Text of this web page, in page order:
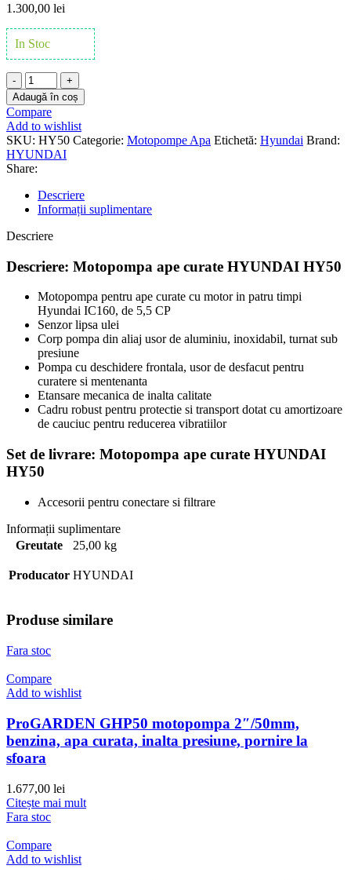
1.300,00 lei
In Stoc
Cantitate
Motopompa
ape
curate
HYUNDAI
HY50
Adaugă în coș
Compare
Add to wishlist
SKU: HY50 Categorie: Motopompe Apa Etichetă: Hyundai Brand:
HYUNDAI
Share:
Descriere
Informații suplimentare
Descriere
Descriere: Motopompa ape curate HYUNDAI HY50
Motopompa pentru ape curate cu motor in patru timpi
Hyundai IC160, de 5,5 CP
Senzor lipsa ulei
Corp pompa din aliaj usor de aluminiu, inoxidabil, turnat sub
presiune
Pompa cu deschidere frontala, usor de desfacut pentru
curatere si mentenanta
Etansare mecanica de inalta calitate
Cadru robust pentru protectie si transport dotat cu amortizoare
de cauciuc pentru reducerea vibratiilor
Set de livrare: Motopompa ape curate HYUNDAI
HY50
Accesorii pentru conectare si filtrare
Informații suplimentare
Greutate
25,00 kg
Producator HYUNDAI
Produse similare
Fara stoc
Compare
Add to wishlist
ProGARDEN GHP50 motopompa 2″/50mm,
benzina, apa curata, inalta presiune, pornire la
sfoara
1.677,00 lei
Citește mai mult
Fara stoc
Compare
Add to wishlist